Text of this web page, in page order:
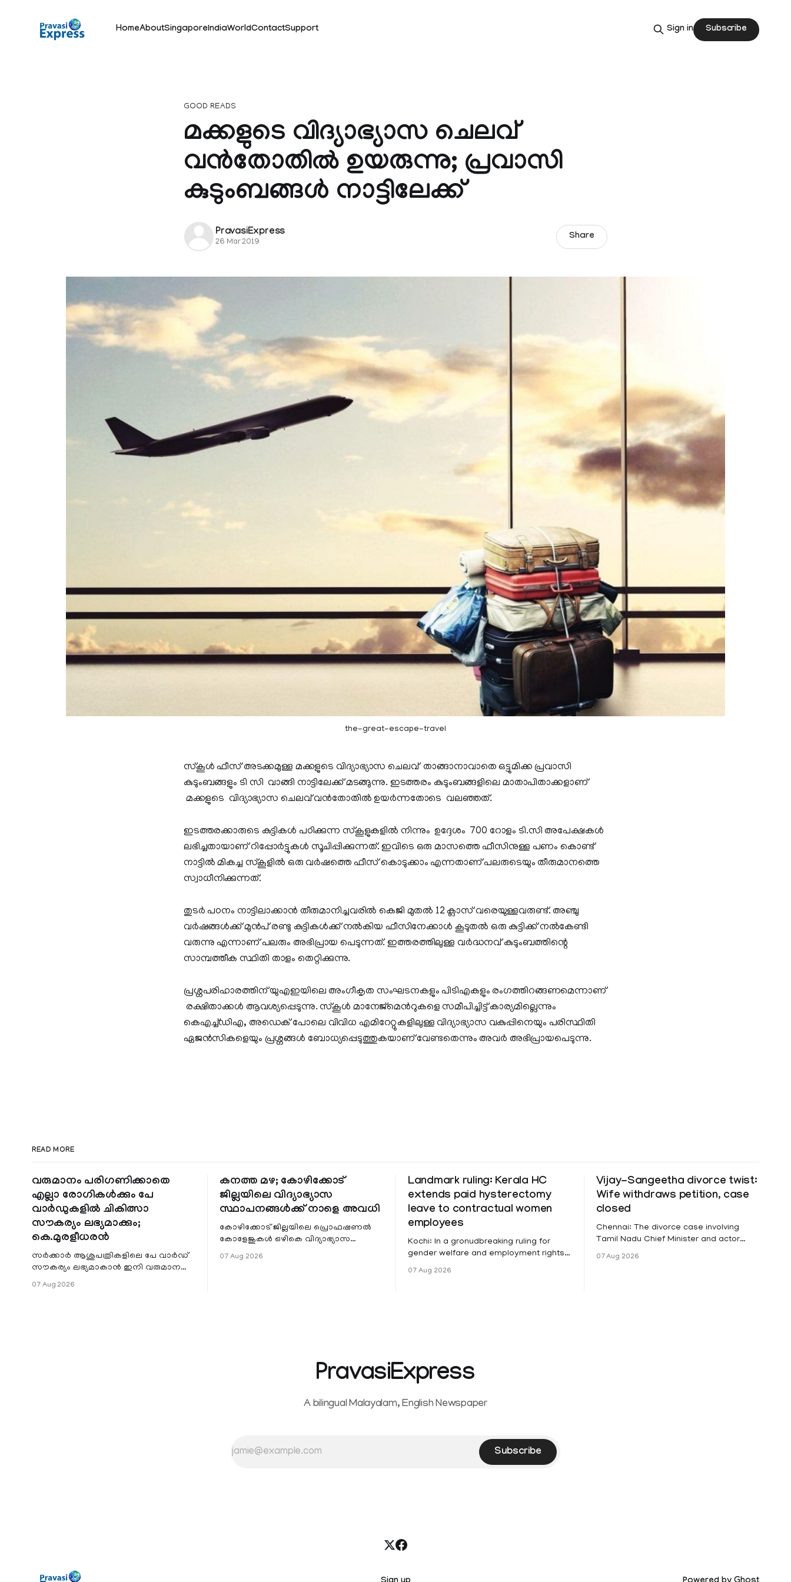
HomeAboutSingaporeIndiaWorldContactSupport Sign in Subscribe
GOOD READS
മക്കളുടെ വിദ്യാഭ്യാസ ചെലവ്
വൻതോതിൽ ഉയരുന്നു; പ്രവാസി
കുടുംബങ്ങൾ നാട്ടിലേക്ക്
PravasiExpress
26 Mar 2019
Share
the-great-escape-travel
സ്കൂൾ ഫീസ് അടക്കമുള്ള മക്കളുടെ വിദ്യാഭ്യാസ ചെലവ് താങ്ങാനാവാതെ ഒട്ടുമിക്ക പ്രവാസി
കുടുംബങ്ങളും ടി സി വാങ്ങി നാട്ടിലേക്ക് മടങ്ങുന്നു. ഇടത്തരം കുടുംബങ്ങളിലെ മാതാപിതാക്കളാണ്
മക്കളുടെ വിദ്യാഭ്യാസ ചെലവ് വൻതോതിൽ ഉയർന്നതോടെ വലഞ്ഞത്.
ഇടത്തരക്കാരുടെ കുട്ടികൾ പഠിക്കുന്ന സ്കൂളുകളിൽ നിന്നും ഉദ്ദേശം 700 റോളം ടി.സി അപേക്ഷകൾ
ലഭിച്ചതായാണ് റിപ്പോർട്ടുകൾ സൂചിപ്പിക്കുന്നത്. ഇവിടെ ഒരു മാസത്തെ ഫീസിനുള്ള പണം കൊണ്ട്
നാട്ടിൽ മികച്ച സ്കൂളിൽ ഒരു വർഷത്തെ ഫീസ് കൊടുക്കാം എന്നതാണ് പലരുടെയും തീരുമാനത്തെ
സ്വാധീനിക്കുന്നത്.
തുടർ പഠനം നാട്ടിലാക്കാൻ തീരുമാനിച്ചവരിൽ കെജി മുതൽ 12 ക്ലാസ് വരെയുള്ളവരുണ്ട്. അഞ്ചു
വർഷങ്ങൾക്ക് മുൻപ് രണ്ടു കുട്ടികൾക്ക് നൽകിയ ഫീസിനേക്കാൾ കൂടുതൽ ഒരു കുട്ടിക്ക് നൽകേണ്ടി
വരുന്നു എന്നാണ് പലരും അഭിപ്രായ പെടുന്നത്. ഇത്തരത്തിലുള്ള വർദ്ധനവ് കുടുംബത്തിന്റെ
സാമ്പത്തീക സ്ഥിതി താളം തെറ്റിക്കുന്നു.
പ്രശ്നപരിഹാരത്തിന് യുഎഇയിലെ അംഗീകൃത സംഘടനകളും പിടിഎകളും രംഗത്തിറങ്ങണമെന്നാണ്
രക്ഷിതാക്കൾ ആവശ്യപ്പെടുന്നു. സ്കൂൾ മാനേജ്മെൻറുകളെ സമീപിച്ചിട്ട് കാര്യമില്ലെന്നും
കെഎച്ച്ഡിഎ, അഡെക് പോലെ വിവിധ എമിറേറ്റുകളിലുള്ള വിദ്യാഭ്യാസ വകുപ്പിനെയും പരിസ്ഥിതി
ഏജൻസികളെയും പ്രശ്നങ്ങൾ ബോധ്യപ്പെടുത്തുകയാണ് വേണ്ടതെന്നും അവർ അഭിപ്രായപെടുന്നു.
READ MORE
വരുമാനം പരിഗണിക്കാതെ
എല്ലാ രോഗികൾക്കും പേ
വാർഡുകളിൽ ചികിത്സാ
സൗകര്യം ലഭ്യമാക്കും;
കെ.മുരളീധരൻ
സർക്കാർ ആശുപത്രികളിലെ പേ വാർഡ്
സൗകര്യം ലഭ്യമാകാൻ ഇനി വരുമാന
വരുമാനം പരിഗണിക്കാതെ എല്ലാ
07 Aug 2026
കനത്ത മഴ; കോഴിക്കോട്
ജില്ലയിലെ വിദ്യാഭ്യാസ
സ്ഥാപനങ്ങൾക്ക് നാളെ അവധി
കോഴിക്കോട് ജില്ലയിലെ പ്രൊഫഷണൽ
കോളേജുകൾ ഒഴികെ വിദ്യാഭ്യാസ
ജില്ലയിലെ മലയോര- തീരദേശ
07 Aug 2026
Landmark ruling: Kerala HC
extends paid hysterectomy
leave to contractual women
employees
Kochi: In a gronudbreaking ruling for
gender welfare and employment rights,
female contractual staff employed in
07 Aug 2026
Vijay-Sangeetha divorce twist:
Wife withdraws petition, case
closed
Chennai: The divorce case involving
Tamil Nadu Chief Minister and actor
Sowrnalingam has taken a new turn
07 Aug 2026
PravasiExpress
A bilingual Malayalam, English Newspaper
Subscribe